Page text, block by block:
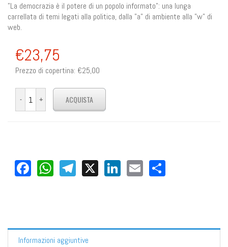
"La democrazia è il potere di un popolo informato": una lunga
carrellata di temi legati alla politica, dalla "a" di ambiente alla "w" di
web.
€23,75
Prezzo di copertina: €25,00
Facebook
WhatsApp
Telegram
X LinkedIn
Email
Informazioni aggiuntive